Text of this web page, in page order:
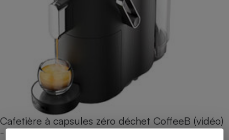
Cafetière à capsules zéro déchet CoffeeB (vidéo)
- Premières impressions